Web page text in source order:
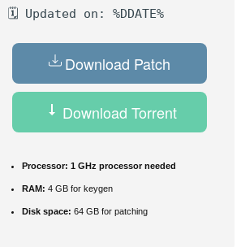
🗓 Updated on: %DDATE%
Download Patch
Download Torrent
Processor: 1 GHz processor needed
RAM: 4 GB for keygen
Disk space: 64 GB for patching